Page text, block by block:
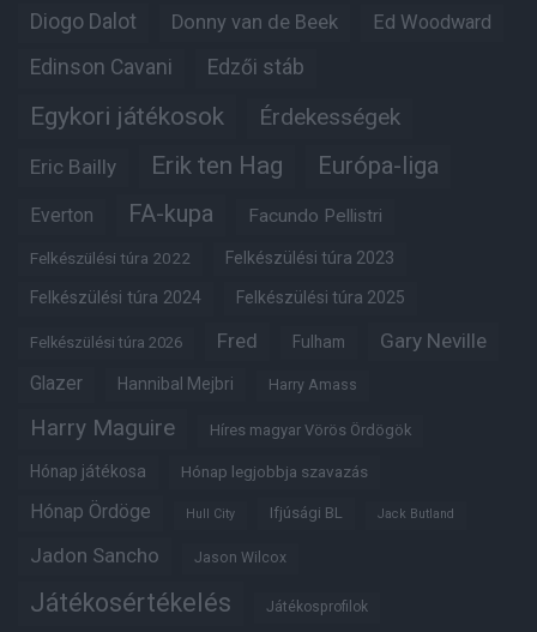
Diogo Dalot Donny van de Beek Ed Woodward
Edinson Cavani Edzői stáb
Egykori játékosok Érdekességek
Eric Bailly Erik ten Hag Európa-liga
Everton FA-kupa Facundo Pellistri
Felkészülési túra 2022 Felkészülési túra 2023
Felkészülési túra 2024 Felkészülési túra 2025
Felkészülési túra 2026 Fred Fulham Gary Neville
Glazer Hannibal Mejbri Harry Amass
Harry Maguire Híres magyar Vörös Ördögök
Hónap játékosa Hónap legjobbja szavazás
Hónap Ördöge Hull City Ifjúsági BL Jack Butland
Jadon Sancho Jason Wilcox
Játékosértékelés Játékosprofilok